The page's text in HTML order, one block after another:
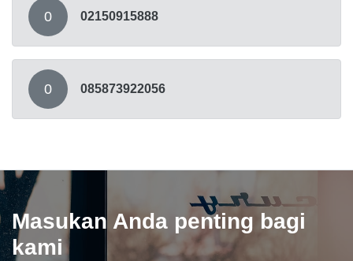
0 02150915888
0 085873922056
Masukan Anda penting bagi
kami